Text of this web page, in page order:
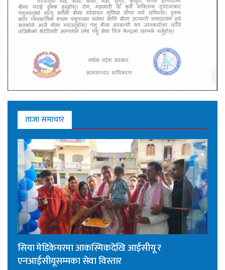
ताजा समाचार
सिया मेडिकेयरमा आकस्मिकदेखि आईसीयू र
एनआईसीयूसम्मका सेवा विस्तार